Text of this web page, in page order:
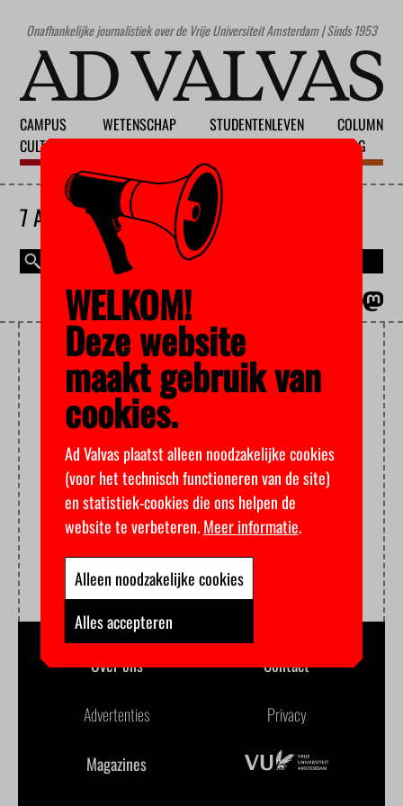
Onafhankelijke journalistiek over de Vrije Universiteit Amsterdam | Sinds 1953
CAMPUS
CULTUUR
WETENSCHAP
STUDENTENLEVEN
COLUMN
BLOG
7 AUGUSTUS 2026
REBELLEN
Over ons Contact
Advertenties Privacy
Magazines
WELKOM!
Deze website
maakt gebruik van
cookies.
Ad Valvas plaatst alleen noodzakelijke cookies
(voor het technisch functioneren van de site)
en statistiek-cookies die ons helpen de
website te verbeteren.Meer informatie.
Alleen noodzakelijke cookies
Alles accepteren